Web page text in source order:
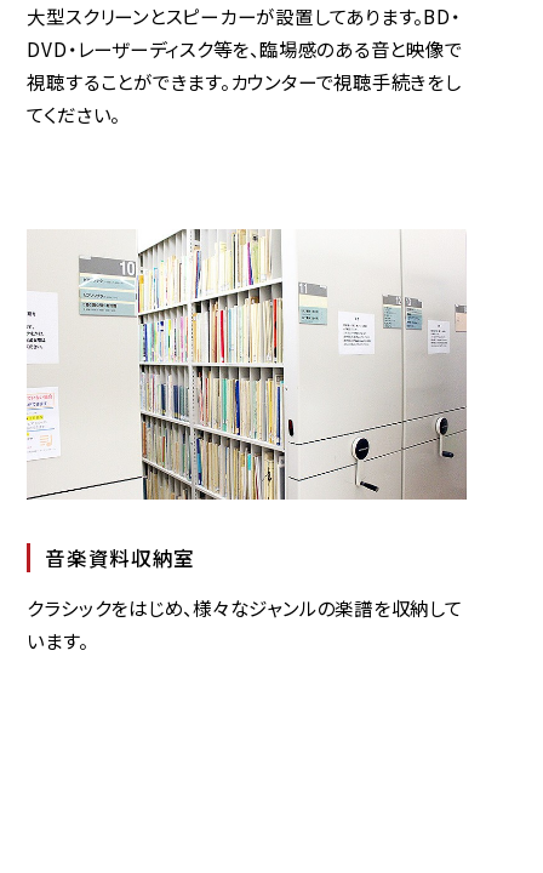
大型スクリーンとスピーカーが設置してあります。BD・
DVD・レーザーディスク等を、臨場感のある音と映像で
視聴することができます。カウンターで視聴手続きをし
てください。
音楽資料収納室
クラシックをはじめ、様々なジャンルの楽譜を収納して
います。